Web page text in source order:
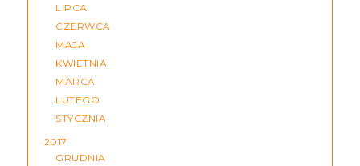
LIPCA
CZERWCA
MAJA
KWIETNIA
MARCA
LUTEGO
STYCZNIA
2017
GRUDNIA